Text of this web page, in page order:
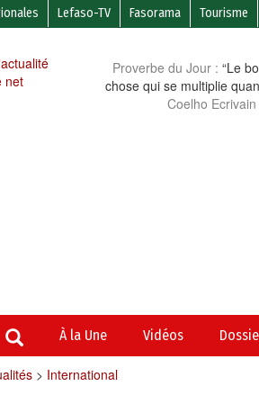
Lefaso-TV Fasorama Tourisme
Proverbe du Jour : “Le
chose qui se multiplie
Coelho
À la Une Vidéos
> International